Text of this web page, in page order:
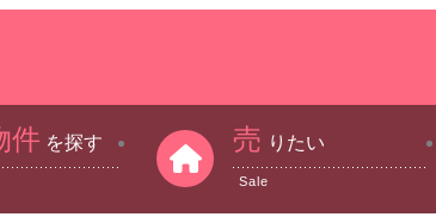
件 を探す 売 りたい
Sale